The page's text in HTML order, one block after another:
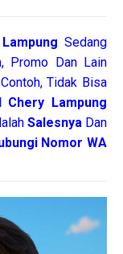
Sedang
Promo Dan Lain
Tidak Bisa
Chery Lampung
Salesnya Dan
Nomor WA